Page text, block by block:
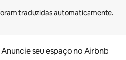
Anuncie seu espaço no Airbnb